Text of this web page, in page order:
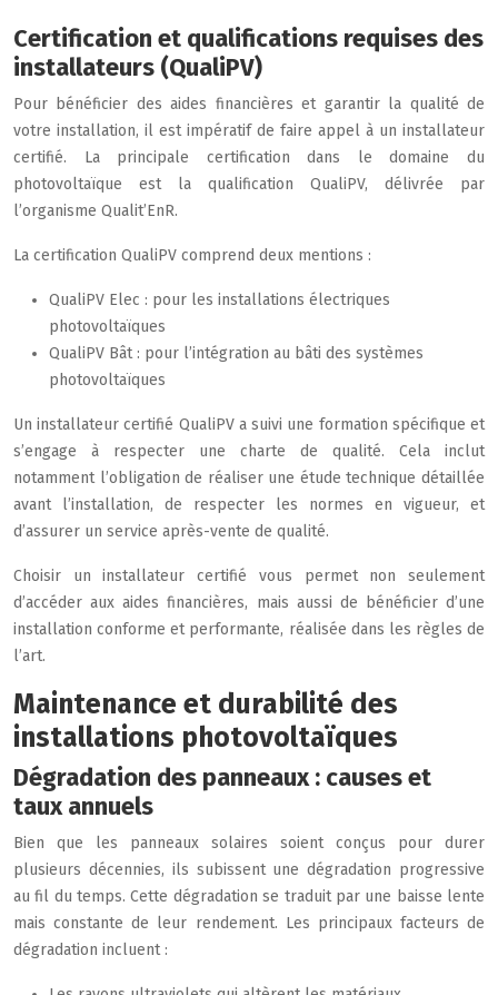
Certification et qualifications requises des
installateurs (QualiPV)
Pour bénéficier des aides financières et garantir la qualité de
votre installation, il est impératif de faire appel à un installateur
certifié. La principale certification dans le domaine du
photovoltaïque est la qualification QualiPV, délivrée par
l’organisme Qualit’EnR.
La certification QualiPV comprend deux mentions :
QualiPV Elec : pour les installations électriques
photovoltaïques
QualiPV Bât : pour l’intégration au bâti des systèmes
photovoltaïques
Un installateur certifié QualiPV a suivi une formation spécifique et
s’engage à respecter une charte de qualité. Cela inclut
notamment l’obligation de réaliser une étude technique détaillée
avant l’installation, de respecter les normes en vigueur, et
d’assurer un service après-vente de qualité.
Choisir un installateur certifié vous permet non seulement
d’accéder aux aides financières, mais aussi de bénéficier d’une
installation conforme et performante, réalisée dans les règles de
l’art.
Maintenance et durabilité des
installations photovoltaïques
Dégradation des panneaux : causes et
taux annuels
Bien que les panneaux solaires soient conçus pour durer
plusieurs décennies, ils subissent une dégradation progressive
au fil du temps. Cette dégradation se traduit par une baisse lente
mais constante de leur rendement. Les principaux facteurs de
dégradation incluent :